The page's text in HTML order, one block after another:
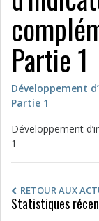
Partie 1
Développement
Partie 1
Développement
1
RETOUR AUX
Statistiques